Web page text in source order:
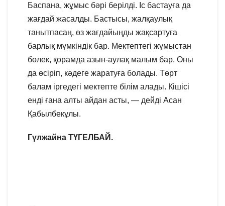
Баспана, жұмыс бәрі берілді. Іс бастауға да
жағдай жасалды. Бастысы, жалқаулық
танытпасаң, өз жағдайыңды жақсартуға
барлық мүмкіндік бар. Мектептегі жұмыстан
бөлек, қорамда азын-аулақ малым бар. Оны
да өсіріп, кәдеге жаратуға болады. Төрт
балам іргедегі мектепте білім алады. Кішісі
енді ғана алты айдан асты, — дейді Асан
Қабылбекұлы.
Гүлжайна ТҮГЕЛБАЙ.